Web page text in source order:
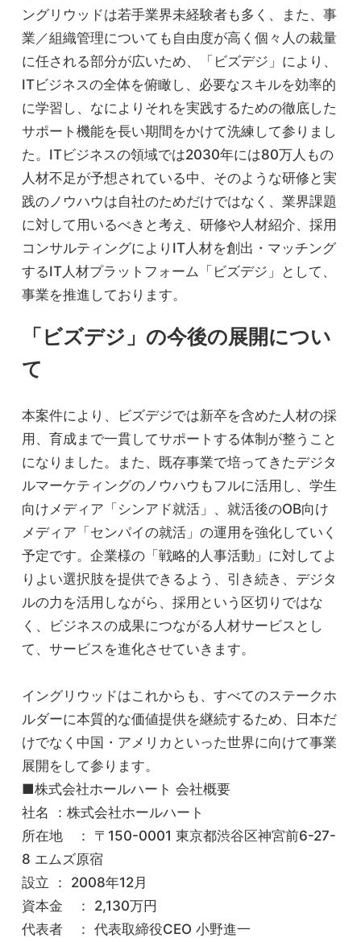
ングリウッドは若手業界未経験者も多く、また、事
業／組織管理についても自由度が高く個々人の裁量
に任される部分が広いため、「ビズデジ」により、
ITビジネスの全体を俯瞰し、必要なスキルを効率的
に学習し、なによりそれを実践するための徹底した
サポート機能を長い期間をかけて洗練して参りまし
た。ITビジネスの領域では2030年には80万人もの
人材不足が予想されている中、そのような研修と実
践のノウハウは自社のためだけではなく、業界課題
に対して用いるべきと考え、研修や人材紹介、採用
コンサルティングによりIT人材を創出・マッチング
するIT人材プラットフォーム「ビズデジ」として、
事業を推進しております。
「ビズデジ」の今後の展開につい
て
本案件により、ビズデジでは新卒を含めた人材の採
用、育成まで一貫してサポートする体制が整うこと
になりました。また、既存事業で培ってきたデジタ
ルマーケティングのノウハウもフルに活用し、学生
向けメディア「シンアド就活」、就活後のOB向け
メディア「センパイの就活」の運用を強化していく
予定です。企業様の「戦略的人事活動」に対してよ
りよい選択肢を提供できるよう、引き続き、デジタ
ルの力を活用しながら、採用という区切りではな
く、ビジネスの成果につながる人材サービスとし
て、サービスを進化させていきます。
イングリウッドはこれからも、すべてのステークホ
ルダーに本質的な価値提供を継続するため、日本だ
けでなく中国・アメリカといった世界に向けて事業
展開をして参ります。
■株式会社ホールハート 会社概要
社名 ：株式会社ホールハート
所在地 ： 〒150-0001 東京都渋谷区神宮前6-27-
8 エムズ原宿
設立 ： 2008年12月
資本金 ： 2,130万円
代表者 ： 代表取締役CEO 小野進一